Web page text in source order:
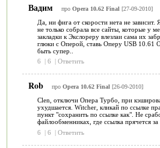
Вадим про Opera 10.62 Final [27-09-2010]
Да, ни фига от скорости нета не
не только собрала все сайты, которые у
закладки к Экслореру влезлаи сама их
глюки с Оперой, ставь Оперу USB 10.61
быть супер..
6
| 6 | Ответить
Rob про Opera 10.62 Final [26-09-2010]
Clen, отключи Опера Турбо, при
ухудшается. Witcher, кликай по ссылке
пункт "сохранить по ссылке как". Не
файлообменниках, где ссылка прячется
6
| 6 | Ответить